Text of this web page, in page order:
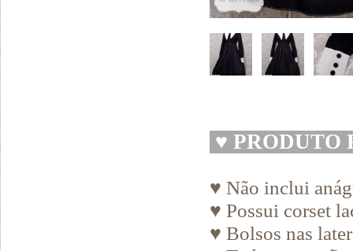
♥ PRODUTO
♥ Não inclui
♥ Possui corset
♥ Bolsos nas